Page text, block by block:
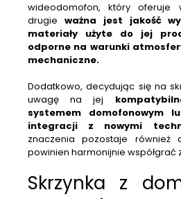
wideodomofon, który oferuje
drugie ważna jest jakość
materiały użyte do jej
odporne na warunki
mechaniczne.
Dodatkowo, decydując się na
uwagę na jej
systemem domofonowym
integracji z nowymi
znaczenia pozostaje również
powinien harmonijnie współgrać
Skrzynka z